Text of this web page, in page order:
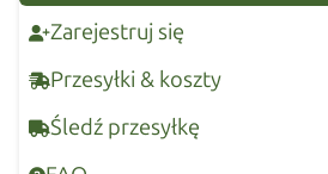
Zarejestruj się
Przesyłki & koszty
Śledź przesyłkę